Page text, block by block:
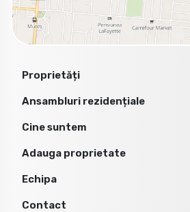
Proprietăți
Ansambluri rezidențiale
Cine suntem
Adauga proprietate
Echipa
Contact